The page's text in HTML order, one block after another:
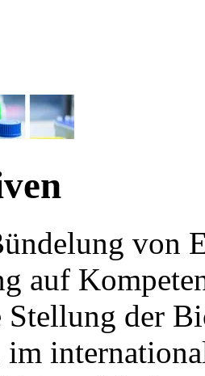
von
auf
der
im